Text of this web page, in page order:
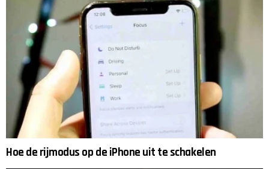
Hoe de rijmodus op de iPhone uit te schakelen